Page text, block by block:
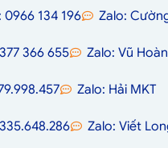
134 196 Zalo:
366 655 Zalo: Vũ
Zalo: Hải MKT
Zalo: Viết